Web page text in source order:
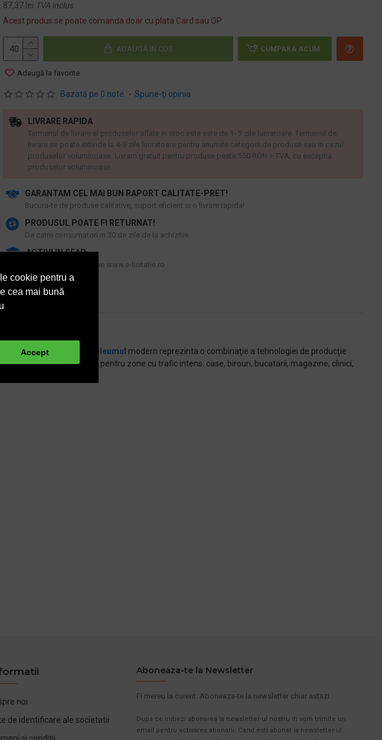
cookie pentru a
cea mai bună
Accept
Bazată pe 0 note. - Spune-ţi opinia
87,37 lei TVA inclus
Acest produs se poate comanda doar cu plata Card sau OP
ADAUGĂ ÎN COŞ CUMPARA ACUM
Adaugă la favorite
GARANTAM CEL MAI BUN RAPORT CALITATE-PRET!
​Bucura-te de produse calitative, suport eficient si o livrare rapida!
PRODUSUL POATE FI RETURNAT!
De catre consumatori in 30 de zile de la achizitie
ACTIVI IN SEAP
Produs disponibil si pe www.e-licitatie.ro
LIVRARE RAPIDA
Termenul de livrare al produselor aflate in stoc este este de 1- 3 zile lucratoare. Termenul de
livrare se poate extinde la 4-5 zile lucratoare pentru anumite categorii de produse sau in cazul
produselor voluminoase. Livram gratuit pentru produse peste 550 RON + TVA, cu exceptia
produselor voluminoase.
termica si fonica. Linoleumul modern reprezinta o combinaţie a tehnologiei de producţie
de întreţinut, fiind ideal pentru zone cu trafic intens: case, birouri, bucatarii, magazine, clinici,
noi
de identificare ale societatii
si conditii
Aboneaza-te la Newsletter
Fi mereu la curent. Aboneaza-te la newsletter chiar astazi.
Dupa ce initiezi abonarea la newsletter-ul nostru iti vom trimite un
email pentru activarea abonarii. Cand esti abonat la newsletter-ul